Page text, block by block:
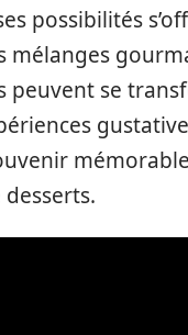
possibilités
mélanges
peuvent se